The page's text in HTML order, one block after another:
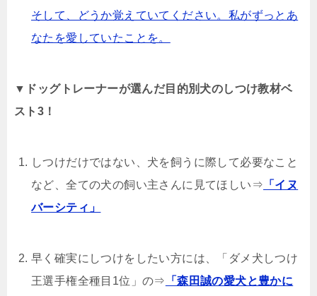
そして、どうか覚えていてください。私がずっとあ
なたを愛していたことを。
▼ドッグトレーナーが選んだ目的別犬のしつけ教材ベ
スト3！
しつけだけではない、犬を飼うに際して必要なこと
など、全ての犬の飼い主さんに見てほしい⇒ 「イヌ
バーシティ」
早く確実にしつけをしたい方には、「ダメ犬しつけ
王選手権全種目1位」の⇒
「森田誠の愛犬と豊かに